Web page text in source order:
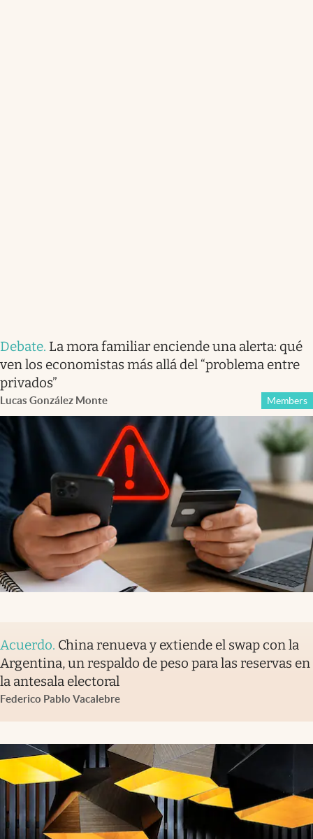
Debate. La mora familiar enciende una alerta: qué
ven los economistas más allá del “problema entre
privados”
Lucas González Monte Members
Acuerdo. China renueva y extiende el swap con la
Argentina, un respaldo de peso para las reservas en
la antesala electoral
Federico Pablo Vacalebre